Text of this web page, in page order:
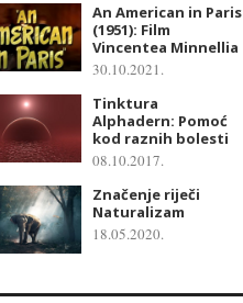
An American in Paris
(1951): Film
Vincentea Minnellia
30.10.2021.
Tinktura
Alphadern: Pomoć
kod raznih bolesti
08.10.2017.
Značenje riječi
Naturalizam
18.05.2020.